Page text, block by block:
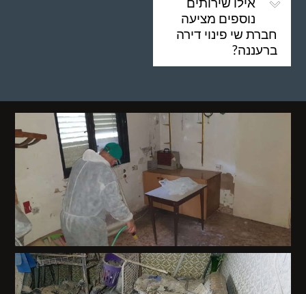
נוספים מציעה
חברת שי פינוי דירה
ברעננה?